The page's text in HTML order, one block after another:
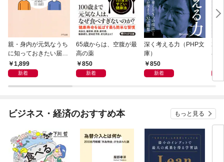
親・身内が元気なうち
に知っておきたい届
出・手続きの準備（き
ずな出版）
1,899
新着
65歳からは、空腹が最
高の薬
850
新着
深く考える力（PHP文
庫）
850
新着
20
界
ビジネス・経済のおすすめ本 もっと見る